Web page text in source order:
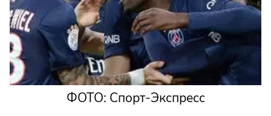
ФОТО: Спорт-Экспресс